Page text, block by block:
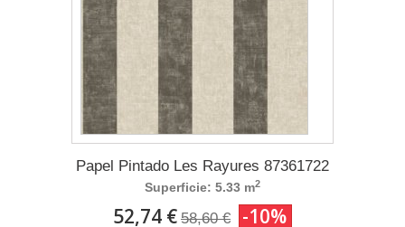
Papel Pintado Les Rayures 87361722
Superficie: 5.33 m2
52,74 € 58,60 € -10%